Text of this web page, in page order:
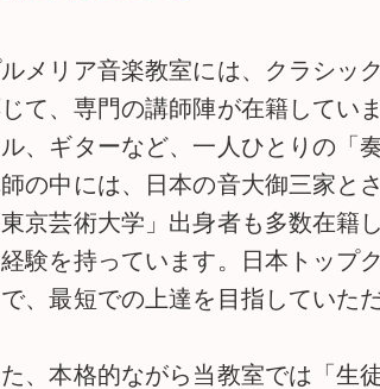
メリア音楽教室には、クラシッ
て、専門の講師陣が在籍してい
、ギターなど、一人ひとりの「
の中には、日本の音大御三家と
京芸術大学」出身者も多数在籍
験を持っています。日本トップ
、最短での上達を目指していた
、本格的ながら当教室では「生